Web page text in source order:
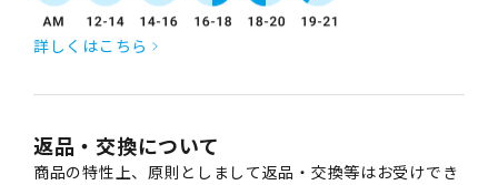
詳しくはこちら
返品・交換について
商品の特性上、原則としまして返品・交換等はお受けでき